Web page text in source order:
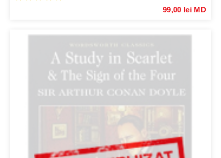
99,00 lei MD